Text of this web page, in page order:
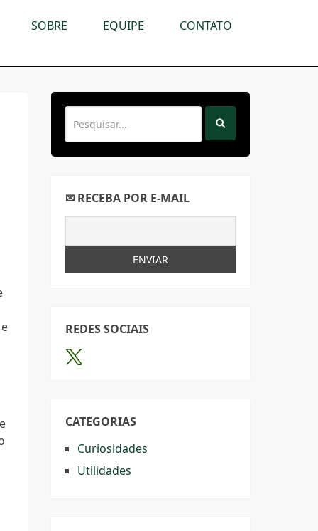
SOBRE EQUIPE CONTATO
✉ RECEBA POR E-MAIL
REDES SOCIAIS
CATEGORIAS
Curiosidades
Utilidades